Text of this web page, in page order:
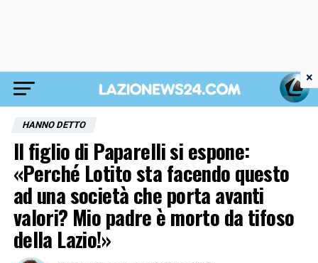
HANNO DETTO
Il figlio di Paparelli si espone:
«Perché Lotito sta facendo questo
ad una società che porta avanti
valori? Mio padre è morto da tifoso
della Lazio!»
×